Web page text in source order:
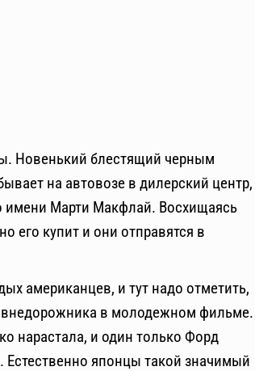
Новенький блестящий черным
на автовозе в дилерский центр,
имени Марти Макфлай. Восхищаясь
его купит и они отправятся в
американцев, и тут надо отметить,
внедорожника в молодежном фильме.
нарастала, и один только Форд
японцы такой значимый